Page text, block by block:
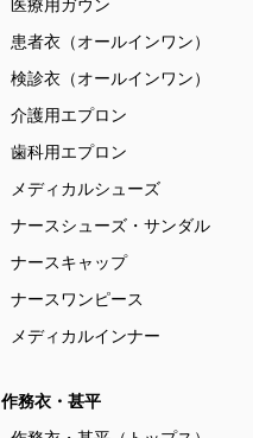
医療用ガウン
患者衣（オールインワン）
検診衣（オールインワン）
介護用エプロン
歯科用エプロン
メディカルシューズ
ナースシューズ・サンダル
ナースキャップ
ナースワンピース
メディカルインナー
作務衣・甚平